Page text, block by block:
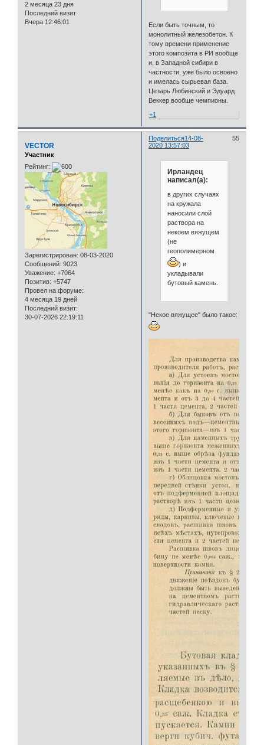
2 месяца 23 дня
Последний визит:
Вчера 12:46:01
Если быть точным, то
монолитный железобетон. К
тому времени применение
этого композита в РИ вообще
и, в Западной сибири в
частности, уже было освоено
и имелась сырьевая база.
Цезарь Любинский и Эдуард
Веккер вообще чемпионы.
+1
Поделиться 55
14-08-
2020 13:57:03
VECTOR
Участник
Рейтинг:
Зарегистрирован: 08-03-2020
Сообщений: 9023
Уважение: +7064
Позитив: +5747
Провел на форуме:
4 месяца 19 дней
Последний визит:
30-07-2026 22:19:11
Ирландец
написал(а):
в других случаях
на кружала
наносили слой
раствора на
некоем вяжущем
(не
геополимерном
) и
укладывали
бутовый камень.
"Некое вяжущее" было такое: